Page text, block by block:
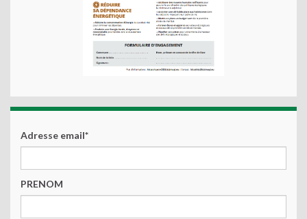
Adresse email*
PRENOM